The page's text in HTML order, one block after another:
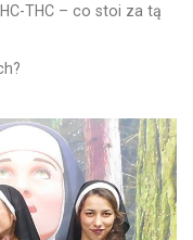
THC – co stoi za tą